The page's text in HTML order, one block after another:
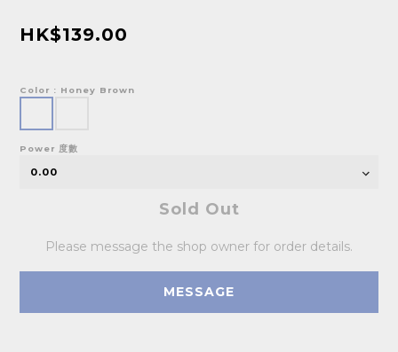
HK$139.00
Color : Honey Brown
Power 度數
Sold Out
Please message the shop owner for order details.
MESSAGE